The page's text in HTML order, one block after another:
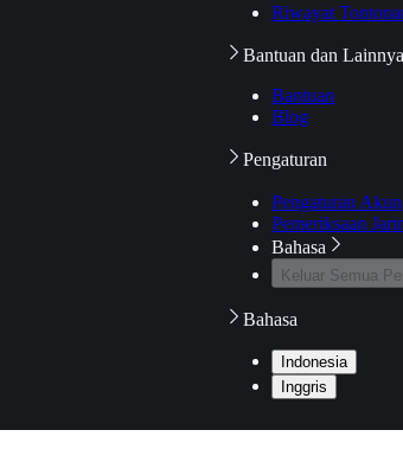
Riwayat
Bantuan dan Lainnya
Bantuan
Blog
Pengaturan
Pengaturan Akun
Pemeriksaan
Bahasa
Keluar Semua
Bahasa
Indonesia
Inggris